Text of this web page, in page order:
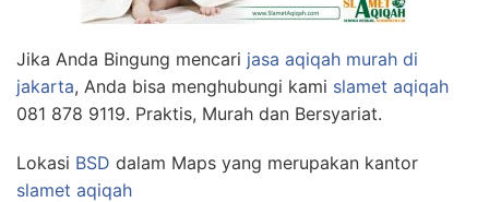
Jika Anda Bingung mencari jasa aqiqah murah di
jakarta, Anda bisa menghubungi kami slamet aqiqah
081 878 9119. Praktis, Murah dan Bersyariat.
Lokasi BSD dalam Maps yang merupakan kantor
slamet aqiqah